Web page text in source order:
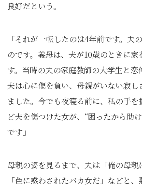
良好だという。
「それが一転したのは4年前です。夫
のです。義母は、夫が10歳のときに家
す。当時の夫の家庭教師の大学生と恋
夫は心に傷を負い、母親がいない寂し
ました。今でも夜寝る前に、私の手
ど夫を傷つけた女が、“困ったから助
です」
母親の姿を見るまで、夫は「俺の母親
「色に惑わされたバカ女だ」などと